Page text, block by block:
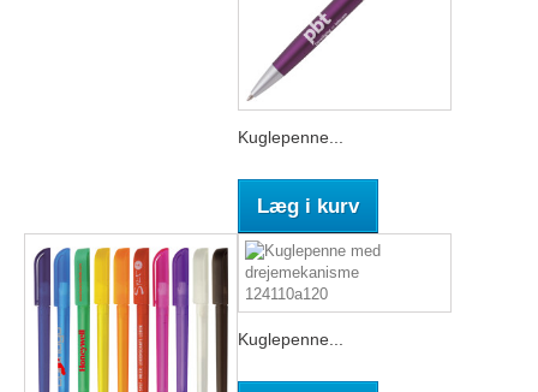
Kuglepenne...
Læg i kurv
Kuglepenne...